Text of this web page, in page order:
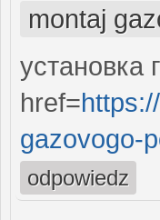
montaj
установка
href=
gazovogo-
odpowiedz